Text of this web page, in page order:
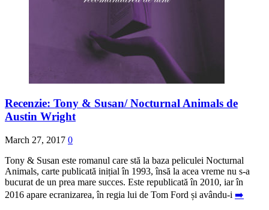
Recenzie: Tony & Susan/ Nocturnal Animals de
Austin Wright
March 27, 2017 0
Tony & Susan este romanul care stă la baza peliculei Nocturnal
Animals, carte publicată inițial în 1993, însă la acea vreme nu s-a
bucurat de un prea mare succes. Este republicată în 2010, iar în
2016 apare ecranizarea, în regia lui de Tom Ford și avându-i ➡️